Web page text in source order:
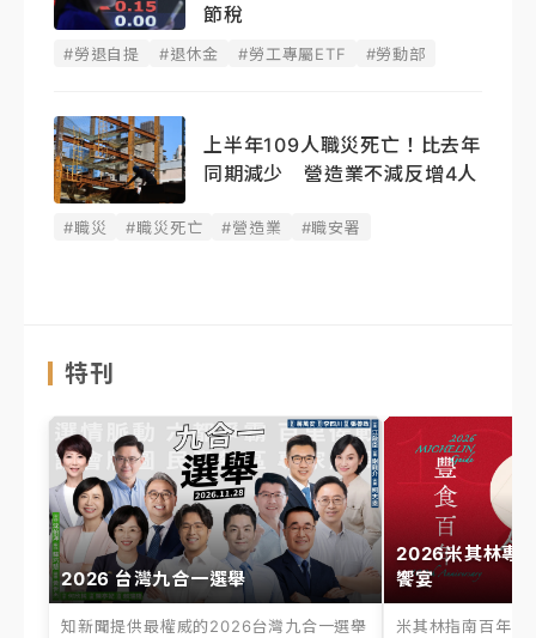
節稅
#勞退自提 #退休金 #勞工專屬ETF #勞動部
上半年109人職災死亡！比去年
同期減少 營造業不減反增4人
#職災 #職災死亡 #營造業 #職安署
特刊
2026 台灣九合一選舉
知新聞提供最權威的2026台灣九合一選舉
2026米其林專
饗宴
米其林指南百年之